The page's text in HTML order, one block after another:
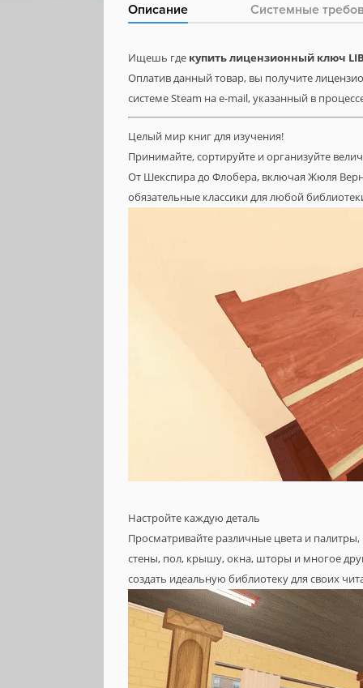
Описание Системные
Ищешь где купить лицензионный ключ
Оплатив данный товар, вы получите
системе Steam на e-mail, указанный в
Целый мир книг для изучения!
Принимайте, сортируйте и организуйте
От Шекспира до Флобера, включая Жюля
обязательные классики для любой
Настройте каждую деталь
Просматривайте различные цвета и
стены, пол, крышу, окна, шторы и многое
создать идеальную библиотеку для своих